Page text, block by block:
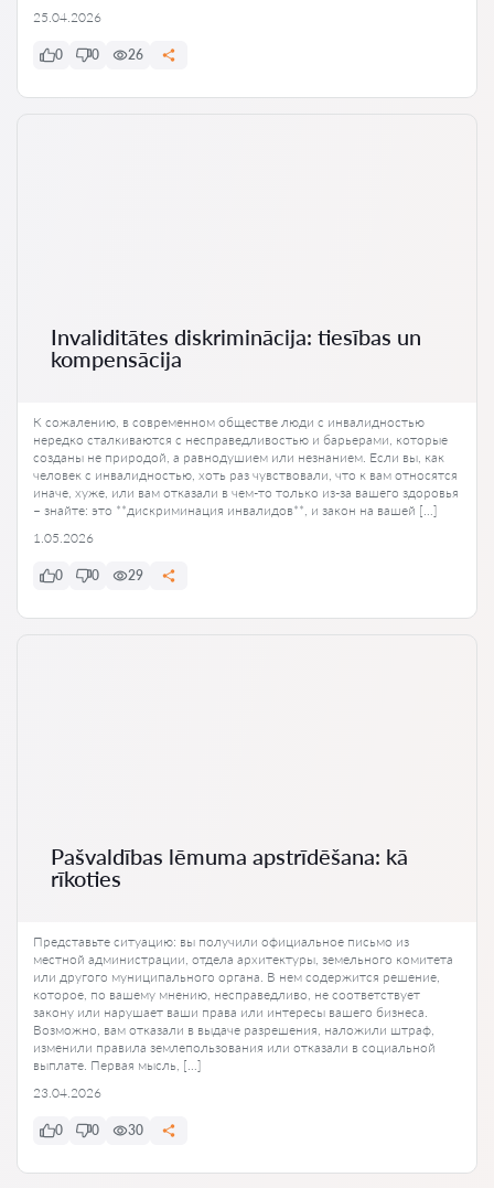
25.04.2026
0 0 26
Invaliditātes diskriminācija: tiesības un
kompensācija
К сожалению, в современном обществе люди с инвалидностью
нередко сталкиваются с несправедливостью и барьерами, которые
созданы не природой, а равнодушием или незнанием. Если вы, как
человек с инвалидностью, хоть раз чувствовали, что к вам относятся
иначе, хуже, или вам отказали в чем-то только из-за вашего здоровья
– знайте: это **дискриминация инвалидов**, и закон на вашей […]
1.05.2026
0 0 29
Pašvaldības lēmuma apstrīdēšana: kā
rīkoties
Представьте ситуацию: вы получили официальное письмо из
местной администрации, отдела архитектуры, земельного комитета
или другого муниципального органа. В нем содержится решение,
которое, по вашему мнению, несправедливо, не соответствует
закону или нарушает ваши права или интересы вашего бизнеса.
Возможно, вам отказали в выдаче разрешения, наложили штраф,
изменили правила землепользования или отказали в социальной
выплате. Первая мысль, […]
23.04.2026
0 0 30